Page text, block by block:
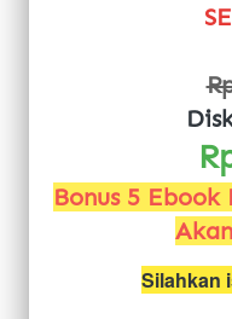
Bonus 5
Silahkan